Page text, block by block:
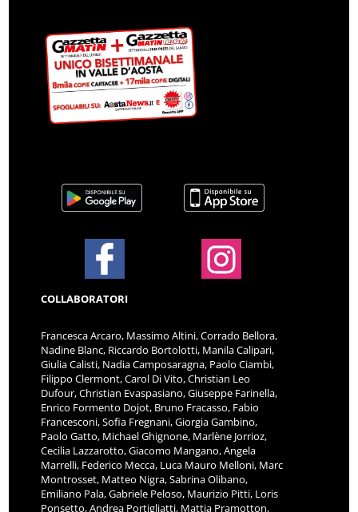
COLLABORATORI
Francesca Arcaro, Massimo Altini, Corrado Bellora,
Nadine Blanc, Riccardo Bortolotti, Manila Calipari,
Giulia Calisti, Nadia Camposaragna, Paolo Ciambi,
Filippo Clermont, Carol Di Vito, Christian Leo
Dufour, Christian Evaspasiano, Giuseppe Farinella,
Enrico Formento Dojot, Bruno Fracasso, Fabio
Francesconi, Sofia Fregnani, Giorgia Gambino,
Paolo Gatto, Michael Ghignone, Marlène Jorrioz,
Cecilia Lazzarotto, Giacomo Mangano, Angela
Marrelli, Federico Mecca, Luca Mauro Melloni, Marc
Montrosset, Matteo Nigra, Sabrina Olibano,
Emiliano Pala, Gabriele Peloso, Maurizio Pitti, Loris
Ponsetto, Andrea Portigliatti, Mattia Pramotton,